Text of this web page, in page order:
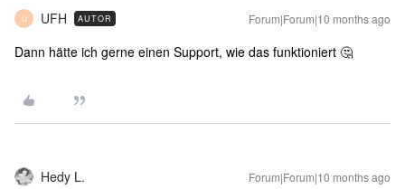
U UFH AUTOR Forum|Forum|10 months ago
Dann hätte ich gerne einen Support, wie das funktioniert 🤔
Hedy L. Forum|Forum|10 months ago